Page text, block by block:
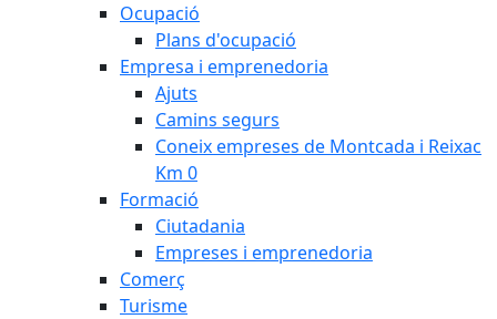
Ocupació
Plans d'ocupació
Empresa i emprenedoria
Ajuts
Camins segurs
Coneix empreses de Montcada i Reixac
Km 0
Formació
Ciutadania
Empreses i emprenedoria
Comerç
Turisme